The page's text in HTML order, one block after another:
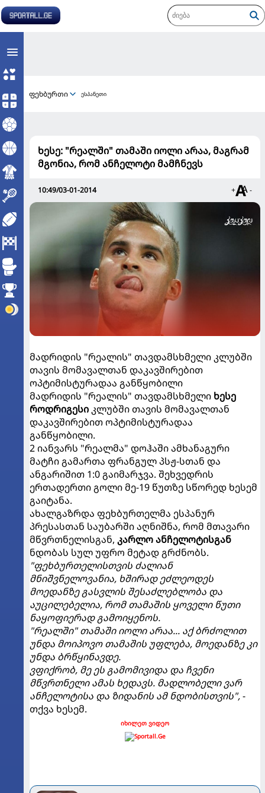
ფეხბურთი ესპანეთი
ხესე: "რეალში" თამაში იოლი არაა, მაგრამ
მგონია, რომ ანჩელოტი მამჩნევს
10:49/03-01-2014 + -
მადრიდის "რეალის" თავდამსხმელი კლუბში
თავის მომავალთან დაკავშირებით
ოპტიმისტურადაა განწყობილი
მადრიდის "რეალის" თავდამსხმელი ხესე
როდრიგესიკლუბში თავის მომავალთან
დაკავშირებით ოპტიმისტურადაა
განწყობილი.
2 იანვარს "რეალმა" დოჰაში ამხანაგური
მატჩი გამართა ფრანგულ პსჟ-სთან და
ანგარიშით 1:0 გაიმარჯვა. შეხვედრის
ერთადერთი გოლი მე-19 წუთზე სწორედ ხესემ
გაიტანა.
ახალგაზრდა ფეხბურთელმა ესპანურ
პრესასთან საუბარში აღნიშნა, რომ მთავარი
მწვრთნელისგან, კარლო ანჩელოტისგან
ნდობას სულ უფრო მეტად გრძნობს.
"ფეხბურთელისთვის ძალიან
მნიშვნელოვანია, ხშირად ეძლეოდეს
მოედანზე გასვლის შესაძლებლობა და
აუცილებელია, რომ თამაშის ყოველი წუთი
ნაყოფიერად გამოიყენოს.
"რეალში" თამაში იოლი არაა... აქ ბრძოლით
უნდა მოიპოვო თამაშის უფლება, მოედანზე კი
უნდა ბრწყინავდე.
ვფიქრობ, მე ეს გამომივიდა და ჩვენი
მწვრთნელი ამას ხედავს. მადლობელი ვარ
ანჩელოტისა და ზიდანის ამ ნდობისთვის",-
თქვა ხესემ.
იხილეთ ვიდეო